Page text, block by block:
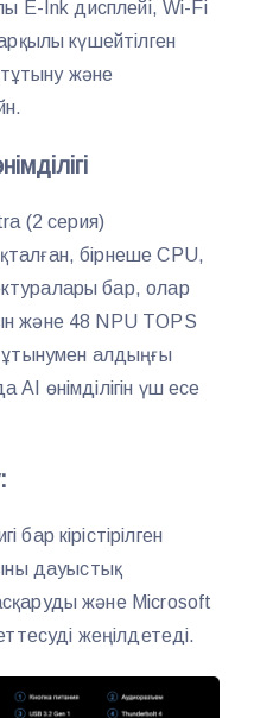
E-Ink дисплейі, Wi-Fi
күшейтілген
тұтыну және
(2 серия)
бірнеше CPU,
бар, олар
және 48 NPU TOPS
алдыңғы
өнімділігін үш есе
кірістірілген
дауыстық
және Microsoft
жеңілдетеді.